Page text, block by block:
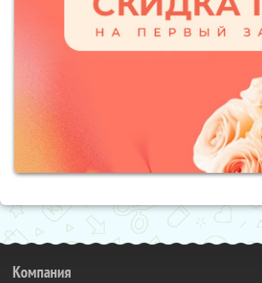
Компания